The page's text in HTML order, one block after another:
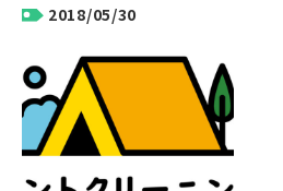
2018/05/30